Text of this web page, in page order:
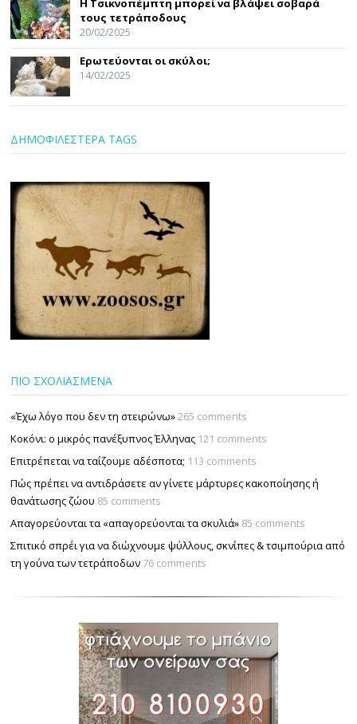
τους τετράποδους
20/02/2025
Ερωτεύονται οι σκύλοι;
14/02/2025
ΔΗΜΟΦΙΛΕΣΤΕΡΑ TAGS
ΠΙΟ ΣΧΟΛΙΑΣΜΕΝΑ
«Έχω λόγο που δεν τη στειρώνω» 265 comments
Κοκόνι: ο μικρός πανέξυπνος Έλληνας 121 comments
Επιτρέπεται να ταΐζουµε αδέσποτα; 113 comments
Πώς πρέπει να αντιδράσετε αν γίνετε μάρτυρες κακοποίησης ή
θανάτωσης ζώου 85 comments
Απαγορεύονται τα «απαγορεύονται τα σκυλιά» 85 comments
Σπιτικό σπρέι για να διώχνουμε ψύλλους, σκνίπες & τσιμπούρια από
τη γούνα των τετράποδων 76 comments